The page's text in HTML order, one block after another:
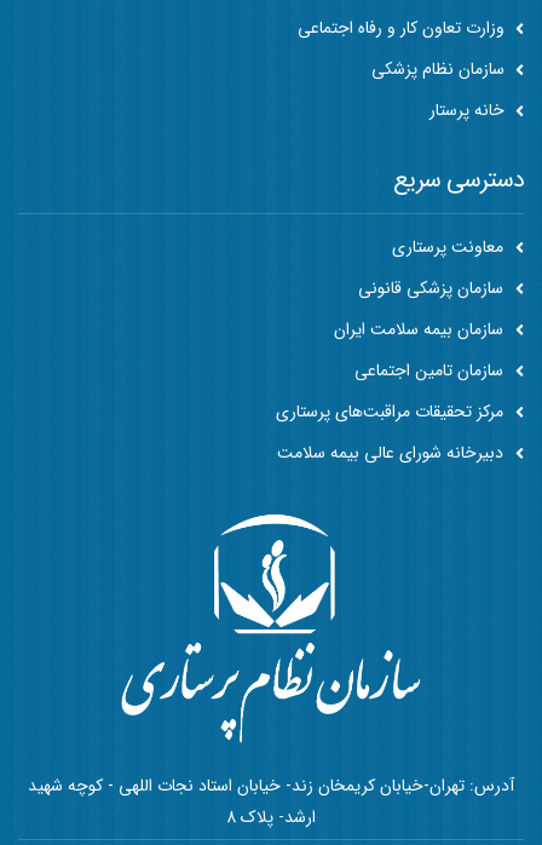
وزارت تعاون کار و رفاه اجتماعی
سازمان نظام پزشکی
خانه پرستار
آدرس: تهران-خیابان کریمخان زند- خیابان استاد نجات اللهی - کوچه شهید
ارشد- پلاک 8
دسترسی سریع
معاونت پرستاری
سازمان پزشکی قانونی
سازمان بیمه سلامت ایران
سازمان تامین اجتماعی
مرکز تحقیقات مراقبت‌های پرستاری
دبیرخانه شورای عالی بیمه سلامت